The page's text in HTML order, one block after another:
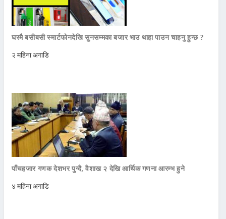
घरमै बसीबसी स्मार्टफोनदेखि सुनसम्मका बजार भाउ थाहा पाउन चाहनु हुन्छ ?
२ महिना अगाडि
पाँचहजार गणक देशभर पुग्दै, वैशाख २ देखि आर्थिक गणना आरम्भ हुने
४ महिना अगाडि